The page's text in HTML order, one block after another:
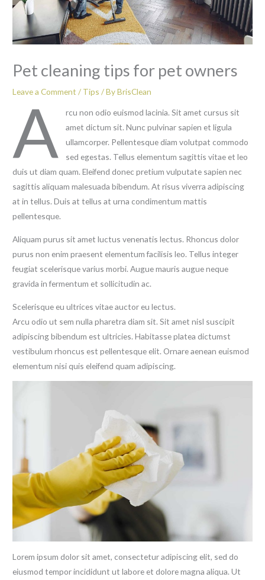
Pet cleaning tips for pet owners
Leave a Comment / Tips / ByBrisClean
A
rcu non odio euismod lacinia. Sit amet cursus sit
amet dictum sit. Nunc pulvinar sapien et ligula
ullamcorper. Pellentesque diam volutpat commodo
sed egestas. Tellus elementum sagittis vitae et leo
duis ut diam quam. Eleifend donec pretium vulputate sapien nec
sagittis aliquam malesuada bibendum. At risus viverra adipiscing
at in tellus. Duis at tellus at urna condimentum mattis
pellentesque.
Aliquam purus sit amet luctus venenatis lectus. Rhoncus dolor
purus non enim praesent elementum facilisis leo. Tellus integer
feugiat scelerisque varius morbi. Augue mauris augue neque
gravida in fermentum et sollicitudin ac.
Scelerisque eu ultrices vitae auctor eu lectus.
Arcu odio ut sem nulla pharetra diam sit. Sit amet nisl suscipit
adipiscing bibendum est ultricies. Habitasse platea dictumst
vestibulum rhoncus est pellentesque elit. Ornare aenean euismod
elementum nisi quis eleifend quam adipiscing.
Lorem ipsum dolor sit amet, consectetur adipiscing elit, sed do
eiusmod tempor incididunt ut labore et dolore magna aliqua. Ut